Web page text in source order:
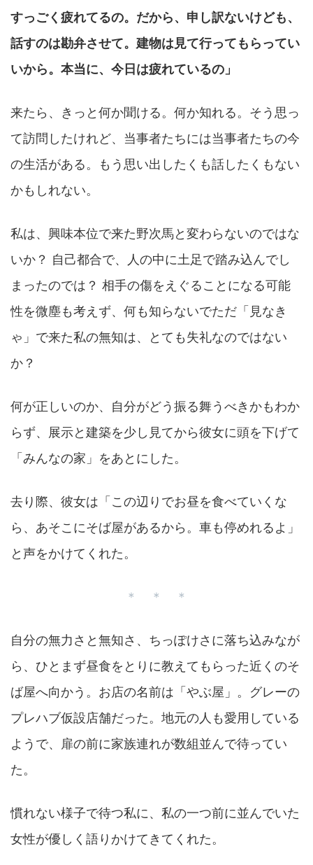
すっごく疲れてるの。だから、申し訳ないけども、
話すのは勘弁させて。建物は見て行ってもらってい
いから。本当に、今日は疲れているの」
来たら、きっと何か聞ける。何か知れる。そう思っ
て訪問したけれど、当事者たちには当事者たちの今
の生活がある。もう思い出したくも話したくもない
かもしれない。
私は、興味本位で来た野次馬と変わらないのではな
いか？ 自己都合で、人の中に土足で踏み込んでし
まったのでは？ 相手の傷をえぐることになる可能
性を微塵も考えず、何も知らないでただ「見なき
ゃ」で来た私の無知は、とても失礼なのではない
か？
何が正しいのか、自分がどう振る舞うべきかもわか
らず、展示と建築を少し見てから彼女に頭を下げて
「みんなの家」をあとにした。
去り際、彼女は「この辺りでお昼を食べていくな
ら、あそこにそば屋があるから。車も停めれるよ」
と声をかけてくれた。
＊ ＊ ＊
自分の無力さと無知さ、ちっぽけさに落ち込みなが
ら、ひとまず昼食をとりに教えてもらった近くのそ
ば屋へ向かう。お店の名前は「やぶ屋」。グレーの
プレハブ仮設店舗だった。地元の人も愛用している
ようで、扉の前に家族連れが数組並んで待ってい
た。
慣れない様子で待つ私に、私の一つ前に並んでいた
女性が優しく語りかけてきてくれた。